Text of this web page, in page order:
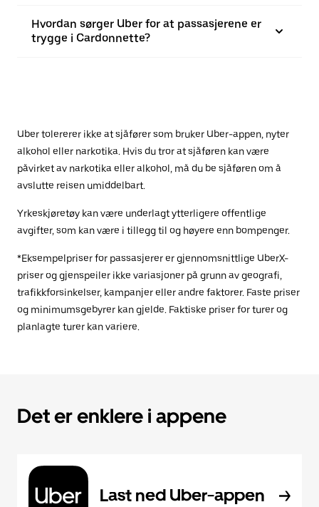
Hvordan sørger Uber for at passasjerene er
trygge i Cardonnette?
Uber tolererer ikke at sjåfører som bruker Uber-appen, nyter
alkohol eller narkotika. Hvis du tror at sjåføren kan være
påvirket av narkotika eller alkohol, må du be sjåføren om å
avslutte reisen umiddelbart.
Yrkeskjøretøy kan være underlagt ytterligere offentlige
avgifter, som kan være i tillegg til og høyere enn bompenger.
*Eksempelpriser for passasjerer er gjennomsnittlige UberX-
priser og gjenspeiler ikke variasjoner på grunn av geografi,
trafikkforsinkelser, kampanjer eller andre faktorer. Faste priser
og minimumsgebyrer kan gjelde. Faktiske priser for turer og
planlagte turer kan variere.
Det er enklere i appene
Last ned Uber-appen